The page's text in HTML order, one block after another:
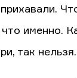
именно.
так нельзя.